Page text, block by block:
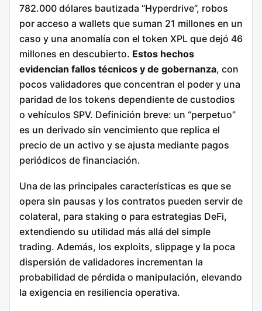
782.000 dólares bautizada “Hyperdrive”, robos
por acceso a wallets que suman 21 millones en un
caso y una anomalía con el token XPL que dejó 46
millones en descubierto. Estos hechos
evidencian fallos técnicos y de gobernanza, con
pocos validadores que concentran el poder y una
paridad de los tokens dependiente de custodios
o vehículos SPV. Definición breve: un “perpetuo”
es un derivado sin vencimiento que replica el
precio de un activo y se ajusta mediante pagos
periódicos de financiación.
Una de las principales características es que se
opera sin pausas y los contratos pueden servir de
colateral, para staking o para estrategias DeFi,
extendiendo su utilidad más allá del simple
trading. Además, los exploits, slippage y la poca
dispersión de validadores incrementan la
probabilidad de pérdida o manipulación, elevando
la exigencia en resiliencia operativa.